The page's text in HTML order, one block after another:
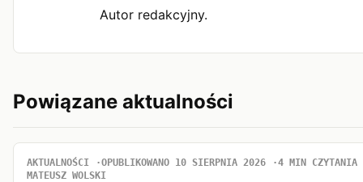
Autor redakcyjny.
Powiązane aktualności
AKTUALNOŚCI OPUBLIKOWANO 10 SIERPNIA 2026
4 MIN CZYTANIA
MATEUSZ WOLSKI